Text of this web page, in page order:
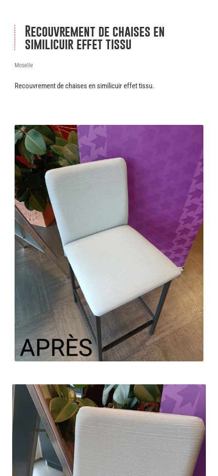
Recouvrement de chaises en
similicuir effet tissu
Moselle
Recouvrement de chaises en similicuir effet tissu.